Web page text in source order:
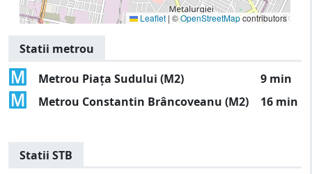
Leaflet | ©OpenStreetMapcontributors
Statii metrou
Metrou Piața Sudului (M2)
9 min
Metrou Constantin Brâncoveanu (M2)
16 min
Statii STB